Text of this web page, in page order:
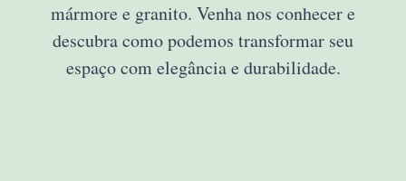
mármore e granito. Venha nos conhecer e
descubra como podemos transformar seu
espaço com elegância e durabilidade.